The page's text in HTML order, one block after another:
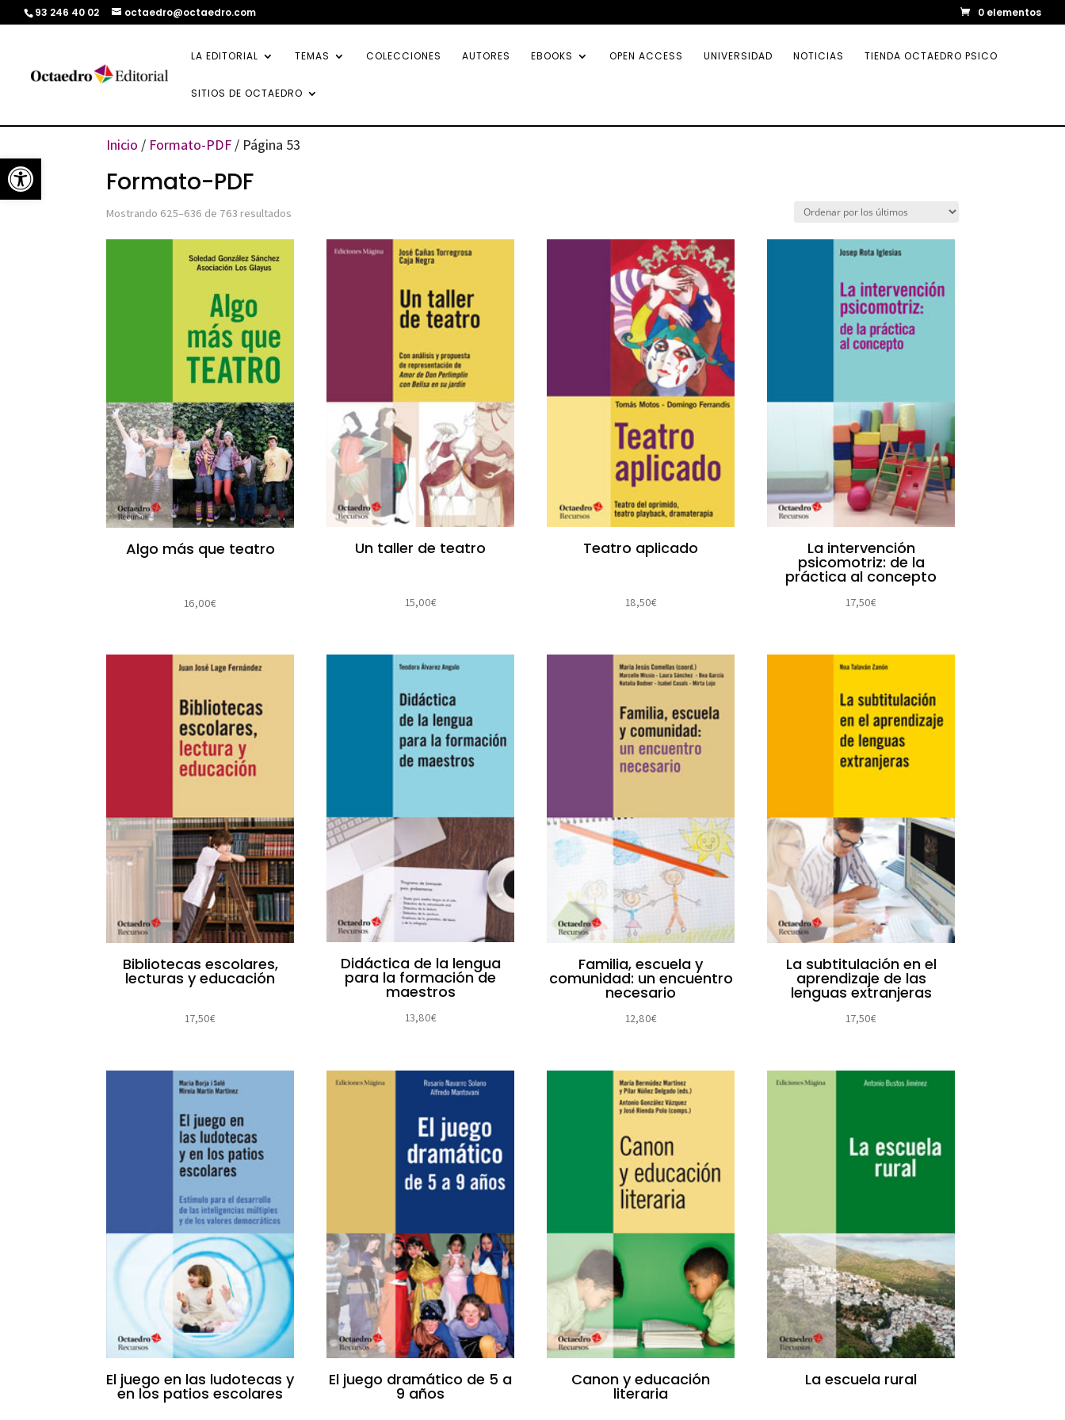
Abrir barra de herramientas
93 246 40 02 octaedro@octaedro.com 0 elementos
LA EDITORIAL TEMAS COLECCIONES AUTORES EBOOKS OPEN ACCESS UNIVERSIDAD NOTICIAS TIENDA OCTAEDRO PSICO
SITIOS DE OCTAEDRO
Inicio / Formato-PDF / Página 53
Formato-PDF
Mostrando 625–636 de 763 resultados
por
Algo más que teatro
16,00€
Un taller de teatro
15,00€
Teatro aplicado
18,50€
La intervención
psicomotriz: de la
práctica al concepto
17,50€
Bibliotecas escolares,
lecturas y educación
17,50€
Didáctica de la lengua
para la formación de
maestros
13,80€
Familia, escuela y
comunidad: un encuentro
necesario
12,80€
La subtitulación en el
aprendizaje de las
lenguas extranjeras
17,50€
El juego en las ludotecas y
en los patios escolares
El juego dramático de 5 a
9 años
Canon y educación
literaria
La escuela rural